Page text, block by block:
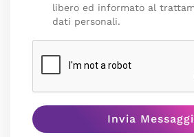
libero ed informato al
dati personali.